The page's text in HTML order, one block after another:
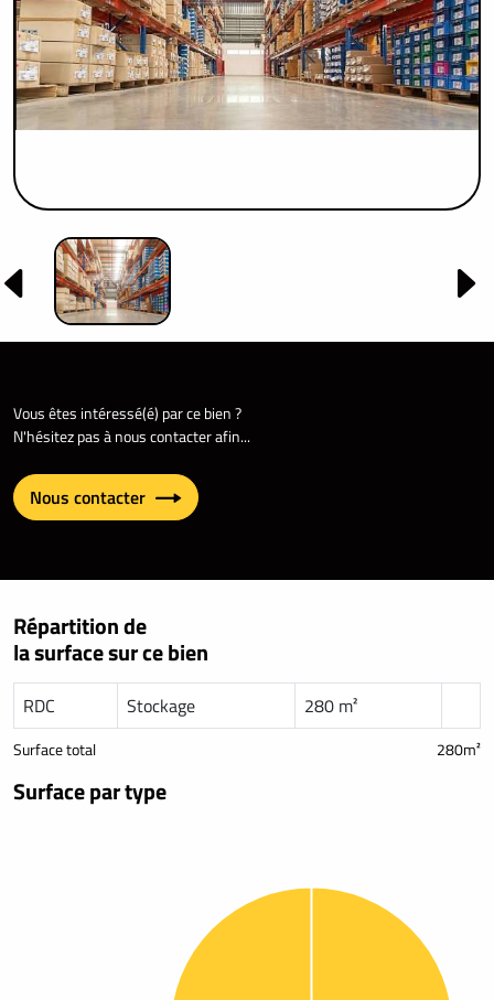
Vous êtes intéressé(é) par ce bien ?
N'hésitez pas à nous contacter afin...
Nous contacter
Répartition de
la surface sur ce bien
RDC Stockage 280 m²
Surface total 280m²
Surface par type